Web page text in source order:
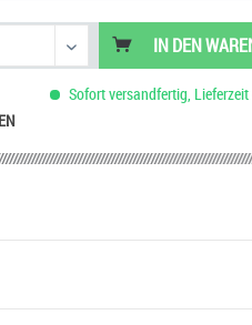
IN DEN
Sofort versandfertig,